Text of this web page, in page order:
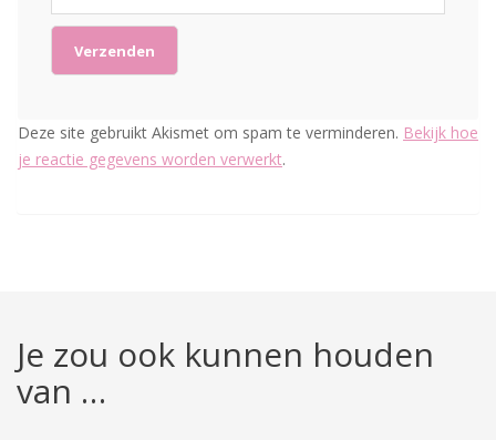
Deze site gebruikt Akismet om spam te verminderen. Bekijk hoe
je reactie gegevens worden verwerkt.
Je zou ook kunnen houden
van …